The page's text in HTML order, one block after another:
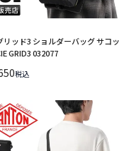
リッド3 ショルダーバッグ サコッ
GRID3 032077
税込